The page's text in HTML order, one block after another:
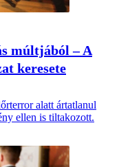
múltjából – A
keresete
alatt ártatlanul
ellen is tiltakozott.